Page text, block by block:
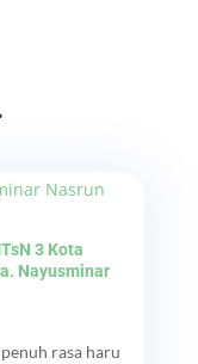
3 Kota
Nayusminar
rasa haru